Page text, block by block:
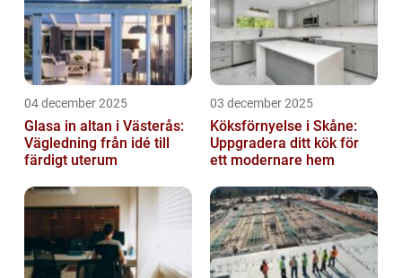
04 december 2025
Glasa in altan i Västerås:
Vägledning från idé till
färdigt uterum
03 december 2025
Köksförnyelse i Skåne:
Uppgradera ditt kök för
ett modernare hem